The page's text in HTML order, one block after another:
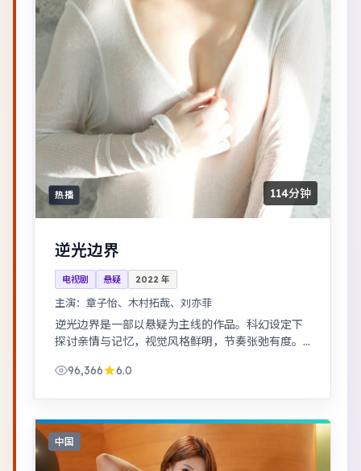
热播 114分钟
逆光边界
电视剧 悬疑 2022 年
主演： 章子怡、木村拓哉、刘亦菲
逆光边界是一部以悬疑为主线的作品。科幻设定下
探讨亲情与记忆，视觉风格鲜明，节奏张弛有度。
我和解。
96,366 6.0
中国